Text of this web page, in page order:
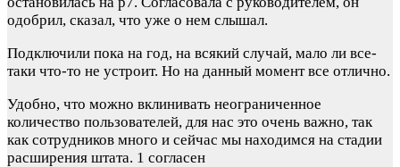
одобрил, сказал, что уже о нем слышал.
Подключили пока на год, на всякий случай, мало ли все-
таки что-то не устроит. Но на данный момент все отлично.
Удобно, что можно вклинивать неограниченное
количество пользователей, для нас это очень важно, так
как сотрудников много и сейчас мы находимся на стадии
расширения штата. 1 согласен